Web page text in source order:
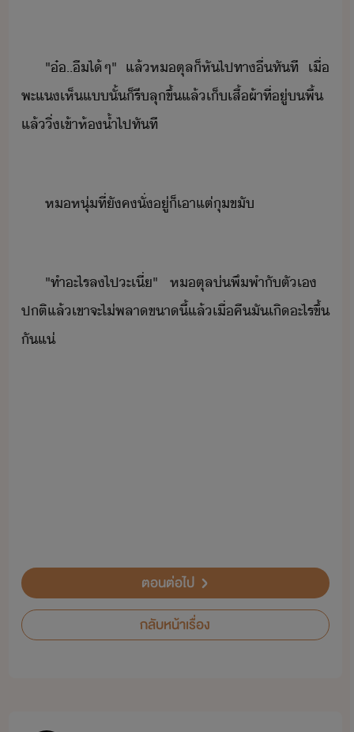
"​๋​..​ื​ไ้​ๆ​"​ ​แล้​ห​ตุล​็​หัไป​ทา​ื่​ทัที​ ​เื่​
พะแ​เห็​แ​ั้​็​รี​ลุขึ้​แล้​เ็​เสื้ผ้า​ที่ู่​​พื้​
แล้​ิ่​เข้า​ห้้ำ​ไป​ทัที
ห​หุ่​ที่​ัค​ั่​ู่​็​เาแต่​ุขั
"​ทำ​ะไร​ล​ไป​ะ​เี่​"​ ​ห​ตุล​่พึพำ​ั​ตัเ​ ​
ปติ​แล้​เขา​จะ​ไ่​พลา​ขา​ี้​แล้​เื่คื​ั​เิ​ะไร​ขึ้​
ั​แ่
ตอนต่อไป
กลับหน้าเรื่อง